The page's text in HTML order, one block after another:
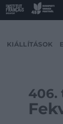
KIÁLLÍTÁSOK
406.